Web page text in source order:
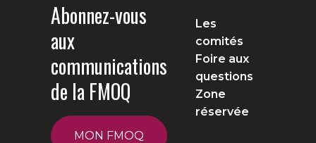
Abonnez-vous
aux
communications
de la FMOQ
MON FMOQ
Les
comités
Foire aux
questions
Zone
réservée